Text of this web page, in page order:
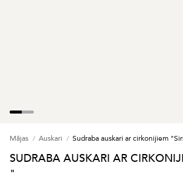
Mājas Auskari Sudraba auskari ar cirkonijiem
SUDRABA AUSKARI AR
"